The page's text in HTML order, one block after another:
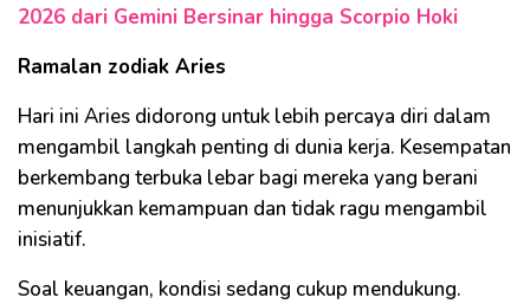
2026 dari Gemini Bersinar hingga Scorpio Hoki
Ramalan zodiak Aries
Hari ini Aries didorong untuk lebih percaya diri dalam
mengambil langkah penting di dunia kerja. Kesempatan
berkembang terbuka lebar bagi mereka yang berani
menunjukkan kemampuan dan tidak ragu mengambil
inisiatif.
Soal keuangan, kondisi sedang cukup mendukung.